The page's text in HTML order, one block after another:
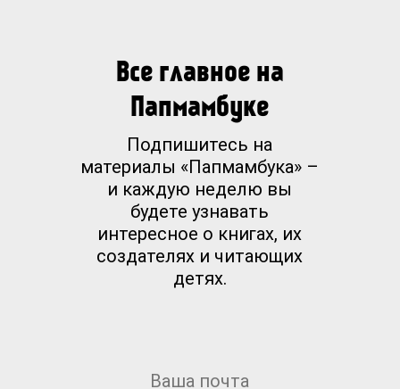
Все главное на
Папмамбуке
Подпишитесь на
материалы «Папмамбука» –
и каждую неделю вы
будете узнавать
интересное о книгах, их
создателях и читающих
детях.